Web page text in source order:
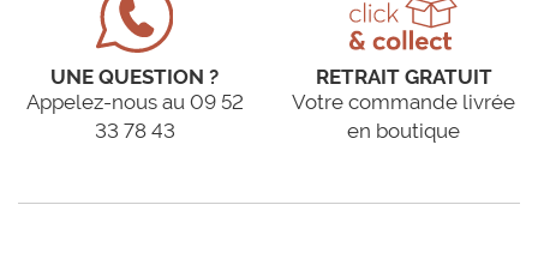
UNE QUESTION ?
Appelez-nous au 09 52
33 78 43
RETRAIT GRATUIT
Votre commande livrée
en boutique